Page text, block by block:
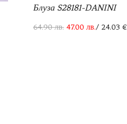
Блуза S28181-DANINI
64.90лв. 47.00 лв./ 24.03 €